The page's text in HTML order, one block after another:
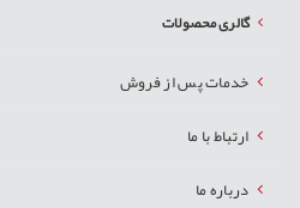
گالری محصولات
خدمات پس از فروش
ارتباط با ما
درباره ما